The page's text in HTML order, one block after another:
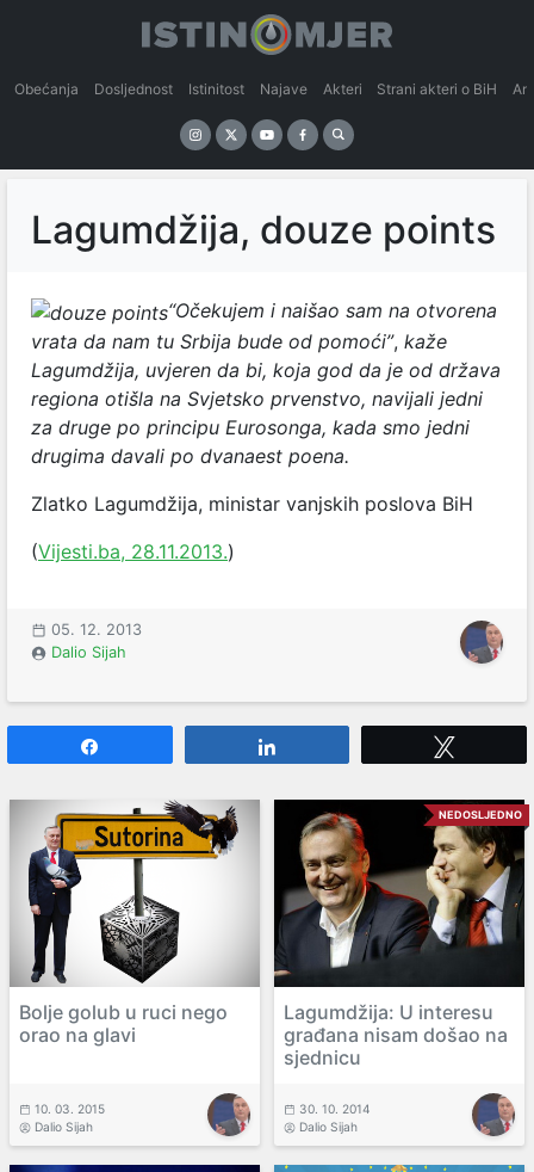
Obećanja Dosljednost Istinitost Najave Akteri Strani akteri o BiH
Lagumdžija, douze points
“Očekujem i naišao sam na otvorena
vrata da nam tu Srbija bude od pomoći”, kaže
Lagumdžija, uvjeren da bi, koja god da je od država
regiona otišla na Svjetsko prvenstvo, navijali jedni
za druge po principu Eurosonga, kada smo jedni
drugima davali po dvanaest poena.
Zlatko Lagumdžija, ministar vanjskih poslova BiH
(Vijesti.ba, 28.11.2013.)
05. 12. 2013
Dalio Sijah
Bolje golub u ruci nego
orao na glavi
10. 03. 2015
Dalio Sijah
NEDOSLJEDNO
Lagumdžija: U interesu
građana nisam došao na
sjednicu
30. 10. 2014
Dalio Sijah